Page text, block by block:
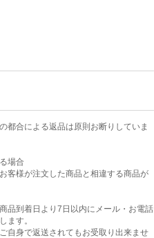
都合による返品は原則お断りしていま
場合
客様が注文した商品と相違する商品が
品到着日より7日以内にメール・お電話
ます。
自身で返送されてもお受取り出来ませ